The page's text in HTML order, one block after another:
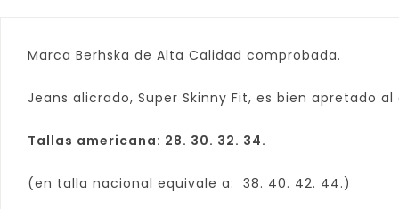
Marca Berhska de Alta Calidad comprobada.
Jeans alicrado, Super Skinny Fit, es bien apretado
Tallas americana: 28. 30. 32. 34.
(en talla nacional equivale a: 38. 40. 42. 44.)